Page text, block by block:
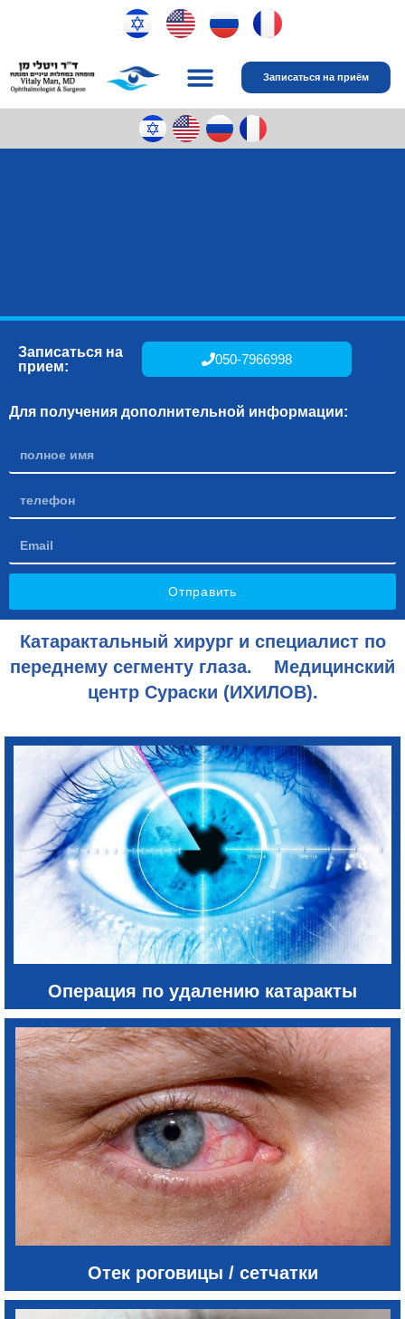
Записаться на приём
Записаться на
прием:
050-7966998
Для получения дополнительной информации:
Отправить
Катарактальный хирург и специалист по
переднему сегменту глаза. Медицинский
центр Сураски (ИХИЛОВ).
Операция по удалению катаракты
Отек роговицы / сетчатки